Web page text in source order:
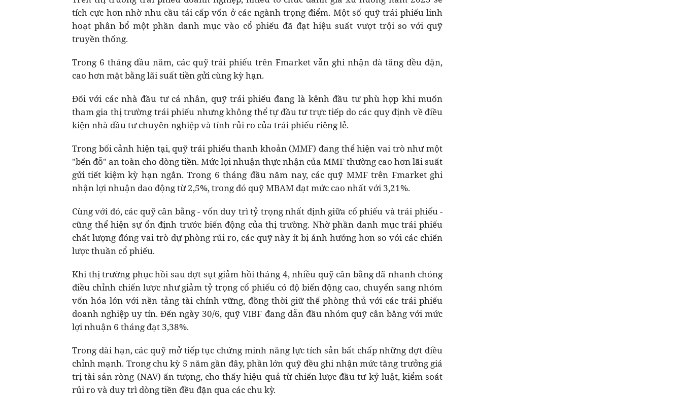
tích cực hơn nhờ nhu cầu tái cấp vốn ở các ngành trọng điểm. Một số quỹ trái phiếu linh
hoạt phân bổ một phần danh mục vào cổ phiếu đã đạt hiệu suất vượt trội so với quỹ
truyền thống.
Trong 6 tháng đầu năm, các quỹ trái phiếu trên Fmarket vẫn ghi nhận đà tăng đều đặn,
cao hơn mặt bằng lãi suất tiền gửi cùng kỳ hạn.
Đối với các nhà đầu tư cá nhân, quỹ trái phiếu đang là kênh đầu tư phù hợp khi muốn
tham gia thị trường trái phiếu nhưng không thể tự đầu tư trực tiếp do các quy định về điều
kiện nhà đầu tư chuyên nghiệp và tính rủi ro của trái phiếu riêng lẻ.
Trong bối cảnh hiện tại, quỹ trái phiếu thanh khoản (MMF) đang thể hiện vai trò như một
"bến đỗ" an toàn cho dòng tiền. Mức lợi nhuận thực nhận của MMF thường cao hơn lãi suất
gửi tiết kiệm kỳ hạn ngắn. Trong 6 tháng đầu năm nay, các quỹ MMF trên Fmarket ghi
nhận lợi nhuận dao động từ 2,5%, trong đó quỹ MBAM đạt mức cao nhất với 3,21%.
Cùng với đó, các quỹ cân bằng - vốn duy trì tỷ trọng nhất định giữa cổ phiếu và trái phiếu -
cũng thể hiện sự ổn định trước biến động của thị trường. Nhờ phần danh mục trái phiếu
chất lượng đóng vai trò dự phòng rủi ro, các quỹ này ít bị ảnh hưởng hơn so với các chiến
lược thuần cổ phiếu.
Khi thị trường phục hồi sau đợt sụt giảm hồi tháng 4, nhiều quỹ cân bằng đã nhanh chóng
điều chỉnh chiến lược như giảm tỷ trọng cổ phiếu có độ biến động cao, chuyển sang nhóm
vốn hóa lớn với nền tảng tài chính vững, đồng thời giữ thế phòng thủ với các trái phiếu
doanh nghiệp uy tín. Đến ngày 30/6, quỹ VIBF đang dẫn đầu nhóm quỹ cân bằng với mức
lợi nhuận 6 tháng đạt 3,38%.
Trong dài hạn, các quỹ mở tiếp tục chứng minh năng lực tích sản bất chấp những đợt điều
chỉnh mạnh. Trong chu kỳ 5 năm gần đây, phần lớn quỹ đều ghi nhận mức tăng trưởng giá
trị tài sản ròng (NAV) ấn tượng, cho thấy hiệu quả từ chiến lược đầu tư kỷ luật, kiểm soát
rủi ro và duy trì dòng tiền đều đặn qua các chu kỳ.